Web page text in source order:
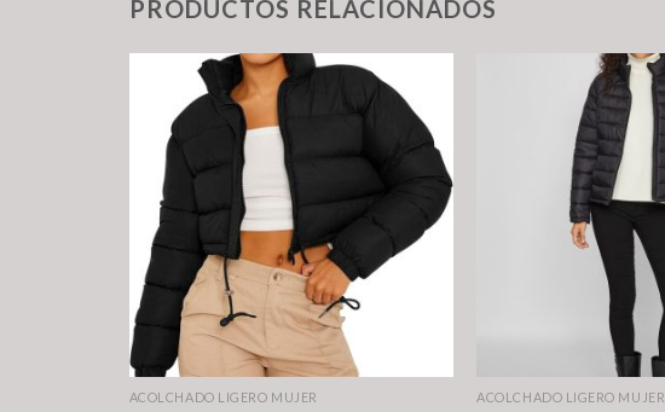
PRODUCTOS RELACIONADOS
ACOLCHADO LIGERO MUJER ACOLCHADO LIGERO MUJER